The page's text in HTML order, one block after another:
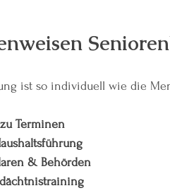
ist so individuell wie die
Terminen
& Behörden